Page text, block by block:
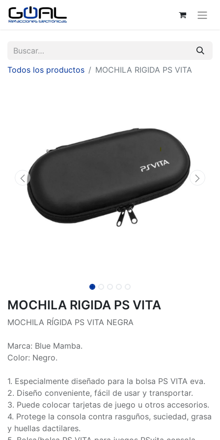
Todos los productos MOCHILA RIGIDA PS VITA
MOCHILA RIGIDA PS VITA
MOCHILA RÍGIDA PS VITA NEGRA
Marca: Blue Mamba.
Color: Negro.
1. Especialmente diseñado para la bolsa PS VITA eva.
2. Diseño conveniente, fácil de usar y transportar.
3. Puede colocar tarjetas de juego u otros accesorios.
4. Protege la consola contra rasguños, suciedad, grasa
y huellas dactilares.